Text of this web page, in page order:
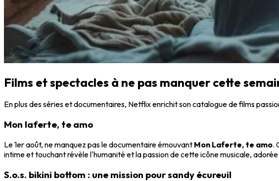
Films et spectacles à ne pas manquer cette
En plus des séries et documentaires, Netflix enrichit son catalogue de films
Mon laferte, te amo
Le 1er août, ne manquez pas le documentaire émouvant Mon Laferte, te amo.
intime et touchant révèle l'humanité et la passion de cette icône musicale,
S.o.s. bikini bottom : une mission pour sandy écureuil